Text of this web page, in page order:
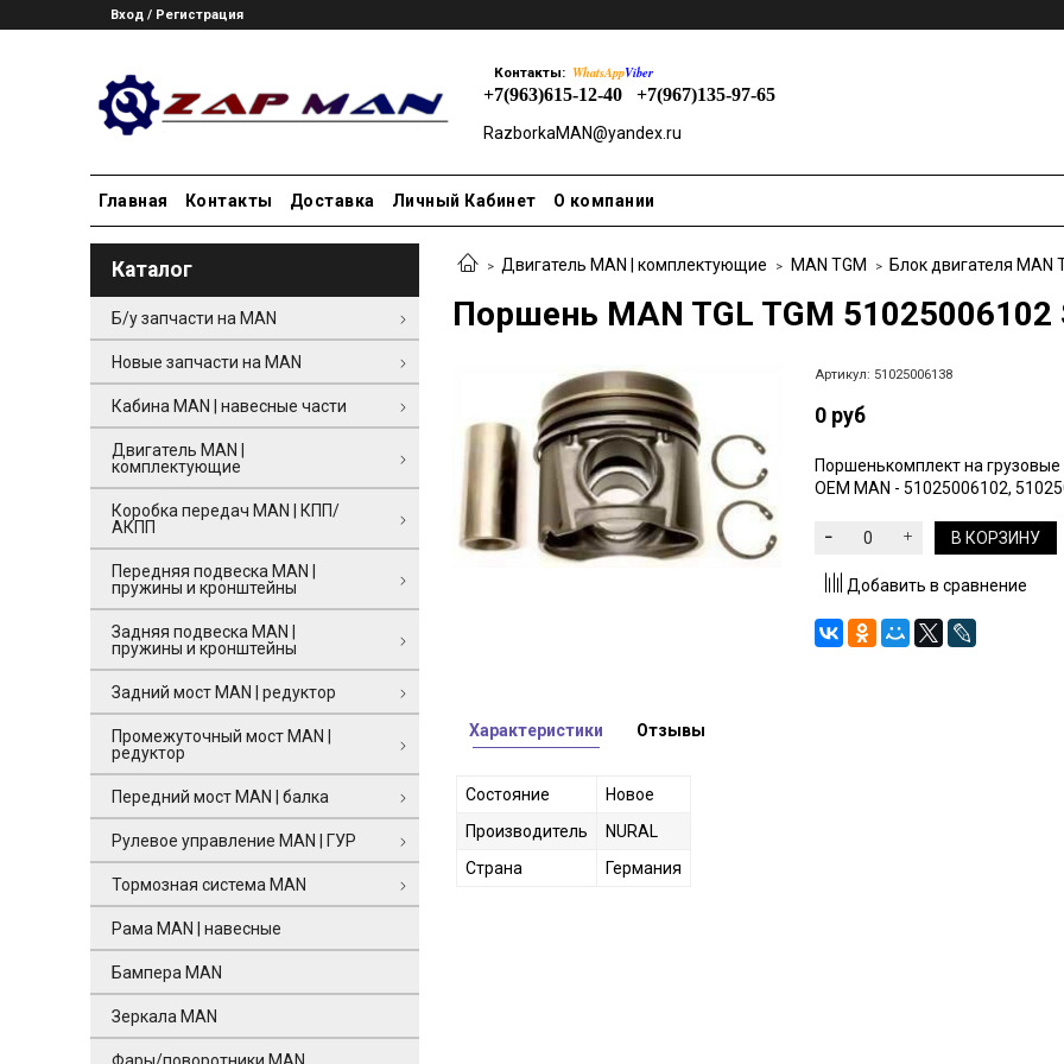
Вход / Регистрация
Контакты: WhatsAppViber
+7(963)615-12-40 +7(967)135-97-65
RazborkaMAN@yandex.ru
Главная Контакты Доставка Личный Кабинет О компании
Двигатель MAN | комплектующие MAN TGM Блок двигателя MAN
Поршень MAN TGL TGM 51025006102
Артикул: 51025006138
0 руб
Поршенькомплект на грузовые
OEM MAN - 51025006102,
В КОРЗИНУ
Добавить в сравнение
Характеристики
Состояние
Новое
Производитель
NURAL
Страна
Германия
Отзывы
Каталог
Б/у запчасти на MAN
Новые запчасти на MAN
Кабина MAN | навесные части
Двигатель MAN |
комплектующие
Коробка передач MAN | КПП/
АКПП
Передняя подвеска MAN |
пружины и кронштейны
Задняя подвеска MAN |
пружины и кронштейны
Задний мост MAN | редуктор
Промежуточный мост MAN |
редуктор
Передний мост MAN | балка
Рулевое управление MAN | ГУР
Тормозная система MAN
Рама MAN | навесные
Бампера MAN
Зеркала MAN
Фары/поворотники MAN